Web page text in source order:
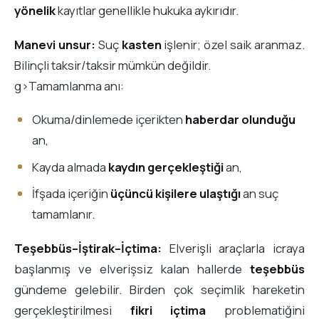
yönelikkayıtlar genellikle hukuka aykırıdır.
Manevi unsur: Suç kastenişlenir; özel saik aranmaz.
Bilinçli taksir/taksir mümkün değildir.
g>Tamamlanma anı:
Okuma/dinlemede içerikten haberdar olunduğu
an,
Kayda almada kaydın gerçekleştiğian,
İfşada içeriğin üçüncü kişilere ulaştığıan suç
tamamlanır.
Teşebbüs–İştirak–İçtima: Elverişli araçlarla icraya
başlanmış ve elverişsiz kalan hallerde teşebbüs
gündeme gelebilir. Birden çok seçimlik hareketin
gerçekleştirilmesi fikri içtima problematiğini